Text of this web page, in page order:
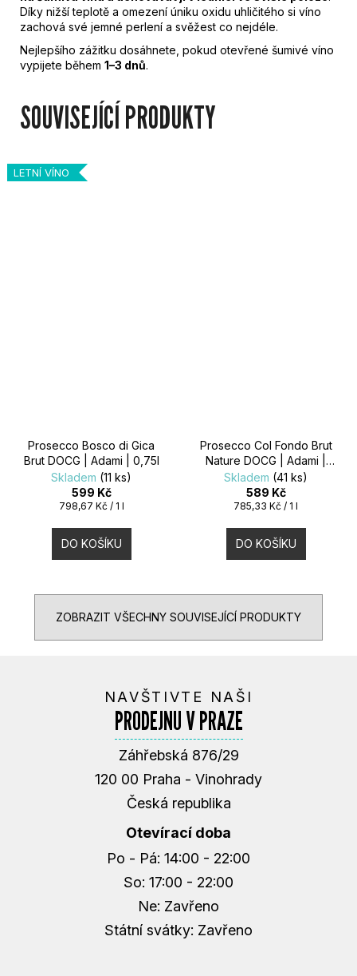
Díky nižší teplotě a omezení úniku oxidu uhličitého si víno
zachová své jemné perlení a svěžest co nejdéle.
Nejlepšího zážitku dosáhnete, pokud otevřené šumivé víno
vypijete během 1–3 dnů.
SOUVISEJÍCÍ PRODUKTY
LETNÍ VÍNO
Prosecco Bosco di Gica
Brut DOCG | Adami | 0,75l
Skladem (11 ks)
599 Kč
Měrná
798,67 Kč / 1 l
DO KOŠÍKU
Prosecco Col Fondo Brut
Nature DOCG | Adami |
0,75l
Skladem (41 ks)
589 Kč
Měrná
785,33 Kč / 1 l
DO KOŠÍKU
ZOBRAZIT VŠECHNY SOUVISEJÍCÍ PRODUKTY
NAVŠTIVTE NAŠI
PRODEJNU V PRAZE
Záhřebská 876/29
120 00 Praha - Vinohrady
Česká republika
Otevírací doba
Po - Pá: 14:00 - 22:00
So: 17:00 - 22:00
Ne: Zavřeno
Státní svátky: Zavřeno